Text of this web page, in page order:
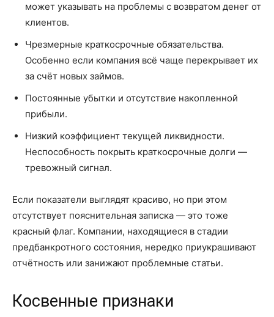
может указывать на проблемы с возвратом денег от
клиентов.
Чрезмерные краткосрочные обязательства.
Особенно если компания всё чаще перекрывает их
за счёт новых займов.
Постоянные убытки и отсутствие накопленной
прибыли.
Низкий коэффициент текущей ликвидности.
Неспособность покрыть краткосрочные долги —
тревожный сигнал.
Если показатели выглядят красиво, но при этом
отсутствует пояснительная записка — это тоже
красный флаг. Компании, находящиеся в стадии
предбанкротного состояния, нередко приукрашивают
отчётность или занижают проблемные статьи.
Косвенные признаки